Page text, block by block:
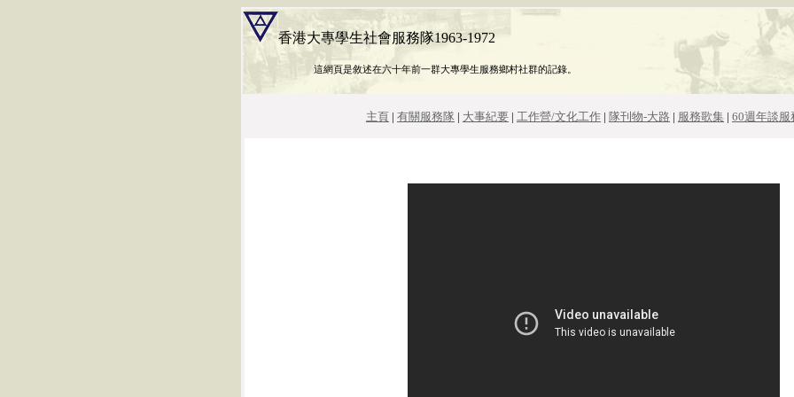
香港大專學生社會服務隊1963-1972
這網頁是敘述在六十年前一群大專學生服務鄉村社群的記錄。
主頁 | 有關服務隊 | 大事紀要 | 工作營/文化工作 | 隊刊物-大路 | 服務歌集 | 60週年談服